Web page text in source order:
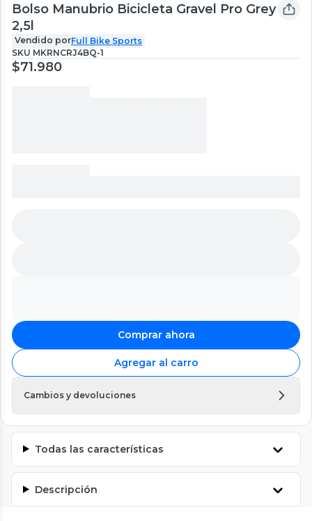
Bolso Manubrio Bicicleta Gravel Pro Grey
2,5l
Vendido porFull Bike Sports
SKU MKRNCRJ4BQ-1
$71.980
Comprar ahora
Agregar al carro
Cambios y devoluciones
Todas las características
Descripción